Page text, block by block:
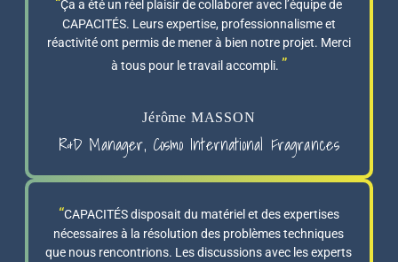
Ça a été un réel plaisir de collaborer avec l’équipe de
CAPACITÉS. Leurs expertise, professionnalisme et
réactivité ont permis de mener à bien notre projet. Merci
à tous pour le travail accompli.
Jérôme MASSON
R&D Manager, Cosmo International Fragrances
CAPACITÉS disposait du matériel et des expertises
nécessaires à la résolution des problèmes techniques
que nous rencontrions. Les discussions avec les experts